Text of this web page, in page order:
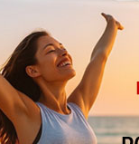
vous
être?
à 10:35